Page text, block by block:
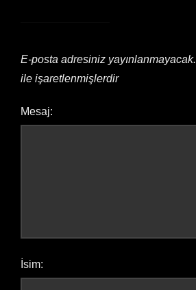
E-posta adresiniz yayınlanmayacak.
ile işaretlenmişlerdir
Mesaj:
İsim: